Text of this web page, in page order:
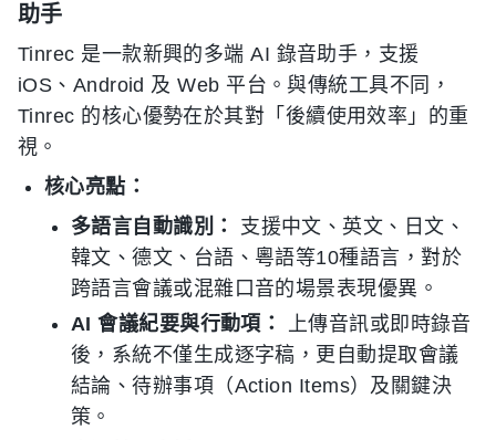
助手
Tinrec 是一款新興的多端 AI 錄音助手，支援
iOS、Android 及 Web 平台。與傳統工具不同，
Tinrec 的核心優勢在於其對「後續使用效率」的重
視。
核心亮點：
多語言自動識別：
支援中文、英文、日文、
韓文、德文、台語、粵語等10種語言，對於
跨語言會議或混雜口音的場景表現優異。
AI 會議紀要與行動項：
上傳音訊或即時錄音
後，系統不僅生成逐字稿，更自動提取會議
結論、待辦事項（Action Items）及關鍵決
策。